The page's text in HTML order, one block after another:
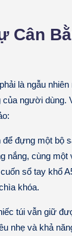
Cân
là ngẫu
người dùng.
đựng một bộ
cùng một
sổ tay khổ
khóa.
túi vẫn giữ
nhẹ và khả